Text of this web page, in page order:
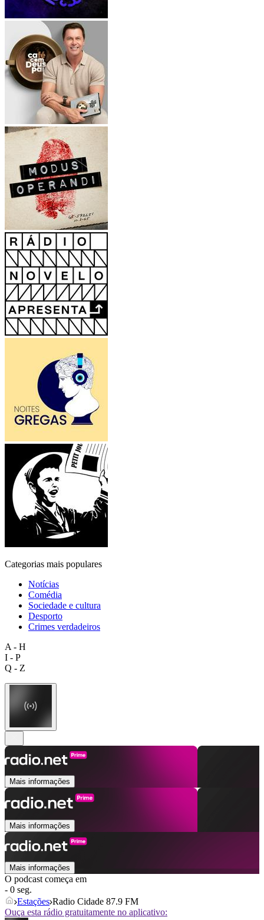
Categorias mais populares
Notícias
Comédia
Sociedade e cultura
Desporto
Crimes verdadeiros
A - H
I - P
Q - Z
Mais informações
Mais informações
Mais informações
O podcast começa em
- 0 seg.
Estações Radio Cidade 87.9 FM
Ouça esta rádio gratuitamente no aplicativo: